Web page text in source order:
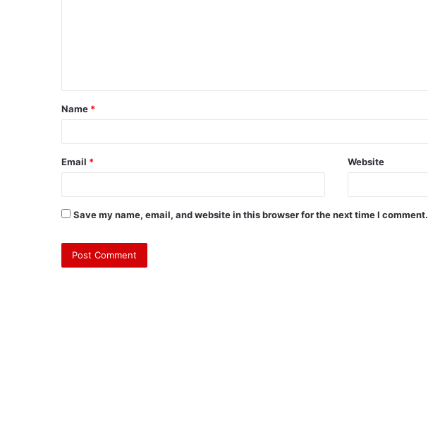
Name *
Email * Website
Save my name, email, and website in this browser for the next time I comment.